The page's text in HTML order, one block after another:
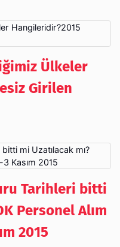
Ülkeler
Girilen
Tarihleri bitti
Personel Alım
2015